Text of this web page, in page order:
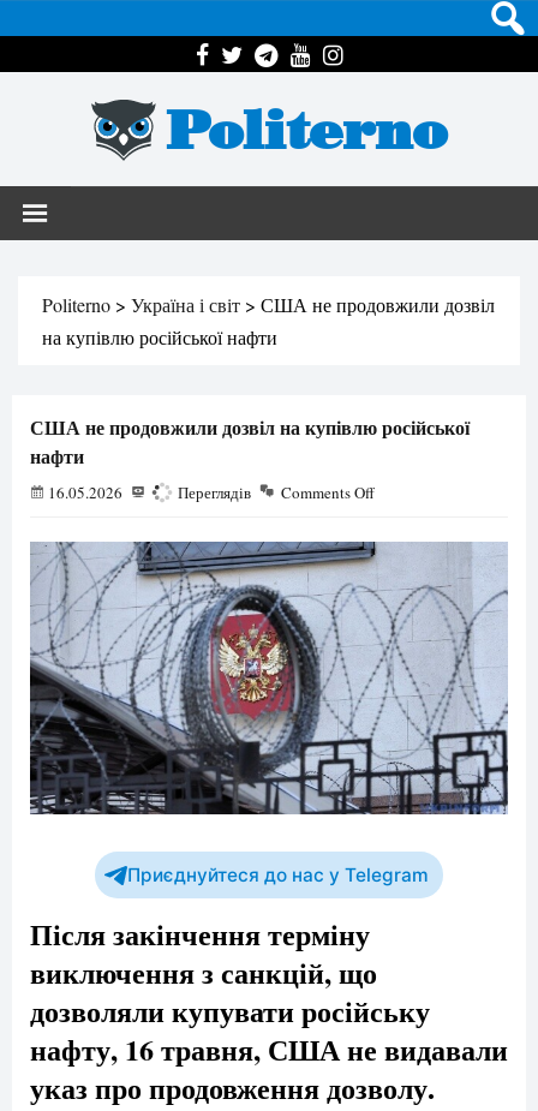
Politerno
Politerno > Україна і світ > США не продовжили дозвіл
на купівлю російської нафти
США не продовжили дозвіл на купівлю російської
нафти
16.05.2026 192 Переглядів Comments Off
Приєднуйтеся до нас у Telegram
Після закінчення терміну
виключення з санкцій, що
дозволяли купувати російську
нафту, 16 травня, США не видавали
указ про продовження дозволу.